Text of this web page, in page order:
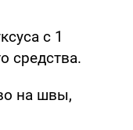
с 1
средства.
на швы,